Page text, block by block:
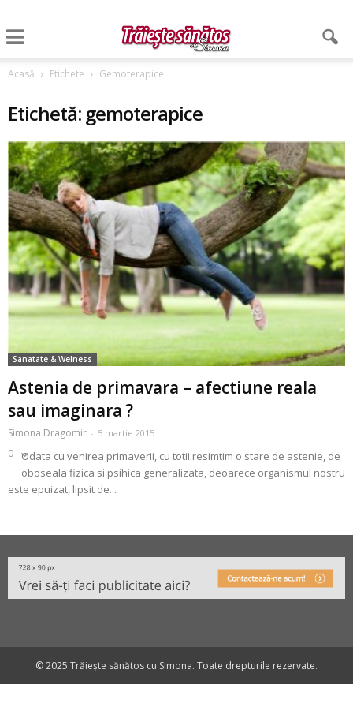
Acasă Etichete Gemoterapice
Etichetă: gemoterapice
Sanatate & Welness
Astenia de primavara – afectiune reala
sau imaginara ?
Simona Dragomir - 5 martie 2015
0 Odata cu venirea primaverii, cu totii resimtim o stare de astenie, de
oboseala fizica si psihica generalizata, deoarece organismul nostru
este epuizat, lipsit de...
© 2025 Trăiește sănătos cu Simona. Toate drepturile rezervate.